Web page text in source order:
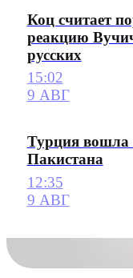
Коц считает
реакцию
русских
15:02
9 АВГ
Турция вошла
Пакистана
12:35
9 АВГ